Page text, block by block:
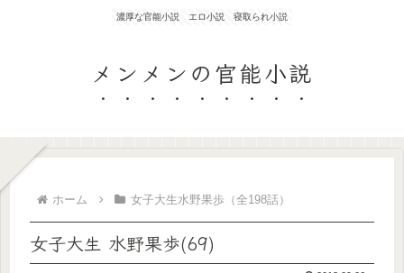
濃厚な官能小説 エロ小説 寝取られ小説
メンメンの官能小説
ホーム 女子大生水野果歩（全198話）
女子大生 水野果歩(69)